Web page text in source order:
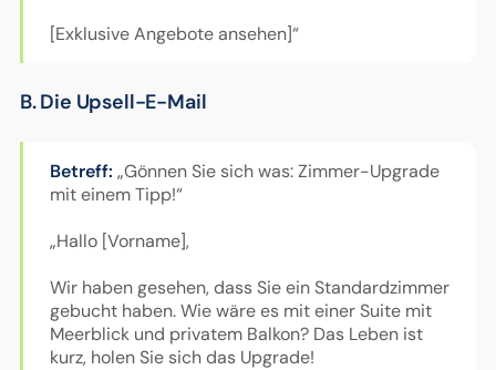
[Exklusive Angebote ansehen]“
B. Die Upsell-E-Mail
Betreff: „Gönnen Sie sich was: Zimmer-Upgrade
mit einem Tipp!“
„Hallo [Vorname],
Wir haben gesehen, dass Sie ein Standardzimmer
gebucht haben. Wie wäre es mit einer Suite mit
Meerblick und privatem Balkon? Das Leben ist
kurz, holen Sie sich das Upgrade!